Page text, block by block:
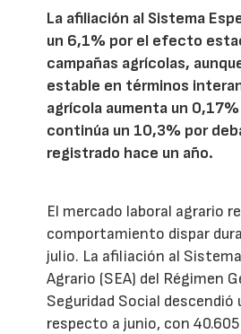
La afiliación al Sistema
un 6,1% por el efecto
campañas agrícolas,
estable en términos
agrícola aumenta un
continúa un 10,3% por
registrado hace un año.
El mercado laboral agrario
comportamiento dispar
julio. La afiliación al
Agrario (SEA) del Régimen
Seguridad Social descendió
respecto a junio, con